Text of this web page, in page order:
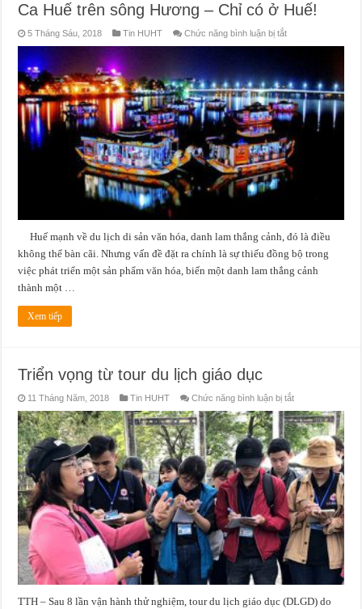
Ca Huế trên sông Hương – Chỉ có ở Huế!
5 Tháng Sáu, 2018 Tin HUHT Chức năng bình luận bị tắtở
Hương
–
Chỉ
có
ở
Huế!
Huế mạnh về du lịch di sản văn hóa, danh lam thắng cảnh, đó là điều
không thể bàn cãi. Nhưng vấn đề đặt ra chính là sự thiếu đồng bộ trong
việc phát triển một sản phẩm văn hóa, biến một danh lam thắng cảnh
thành một …
Xem tiếp
Triển vọng từ tour du lịch giáo dục
11 Tháng Năm, 2018 Tin HUHT Chức năng bình luận bị tắtở
vọng
từ
tour
du
lịch
giáo
dục
TTH – Sau 8 lần vận hành thử nghiệm, tour du lịch giáo dục (DLGD) do